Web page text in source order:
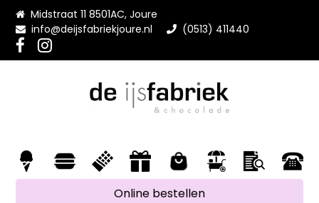
Midstraat 11 8501AC, Joure
info@deijsfabriekjoure.nl
(0513) 411440
Online bestellen